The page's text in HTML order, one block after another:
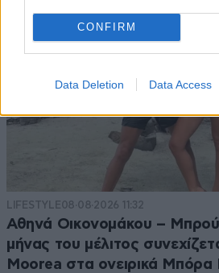
CONFIRM
Data Deletion Data Access
LIFESTYLE08·08·2026 11:32
Αθηνά Οικονομάκου –
μήνας του μέλιτος
Moorea στα ονειρικά